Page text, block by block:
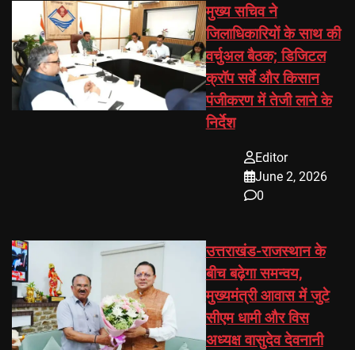
मुख्य सचिव ने
जिलाधिकारियों के साथ की
वर्चुअल बैठक; डिजिटल
क्रॉप सर्वे और किसान
पंजीकरण में तेजी लाने के
निर्देश
Editor
June 2, 2026
0
उत्तराखंड-राजस्थान के
बीच बढ़ेगा समन्वय,
मुख्यमंत्री आवास में जुटे
सीएम धामी और विस
अध्यक्ष वासुदेव देवनानी